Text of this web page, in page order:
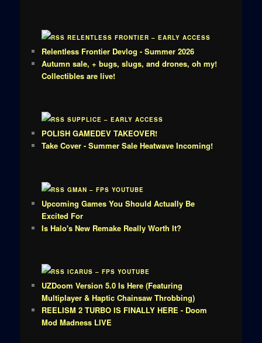
RELENTLESS FRONTIER – EARLY ACCESS
Relentless Frontier Devlog - Summer 2026
Autumn sale, + bugs, slugs, and drones, oh my!
Collectibles are live!
SUPPLICE – EARLY ACCESS
POLISH GAMEDEV TAKEOVER!
Take Cover - Summer Sale Heatwave Incoming!
GMAN – FPS YOUTUBE
Upcoming Games You Should Actually Be
Excited For
Is Halo's New Remake Really Worth It?
ICARUS – FPS YOUTUBE
UZDoom Version 5.0 Is Here (Featuring
Multiplayer & Haptic Chainsaw Throbbing)
REELISM 2 TURBO IS FINALLY HERE - Doom
Mod Madness LIVE